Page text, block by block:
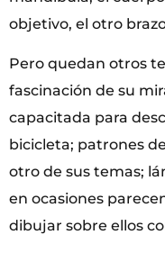
objetivo, el otro
Pero quedan otros
fascinación de su
capacitada para
bicicleta; patrones
otro de sus temas;
en ocasiones
dibujar sobre ellos